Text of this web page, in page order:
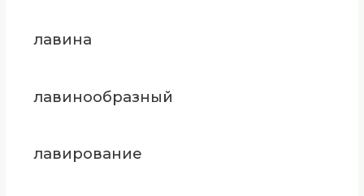
лавина
лавинообразный
лавирование